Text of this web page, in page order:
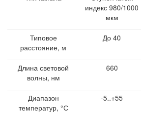
индекс 980/1000
мкм
Типовое
расстояние, м
До 40
Длина световой
волны, нм
660
Диапазон
температур, °С
-5..+55